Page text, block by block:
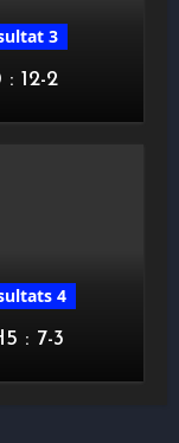
3
: 12-2
4
: 7-3